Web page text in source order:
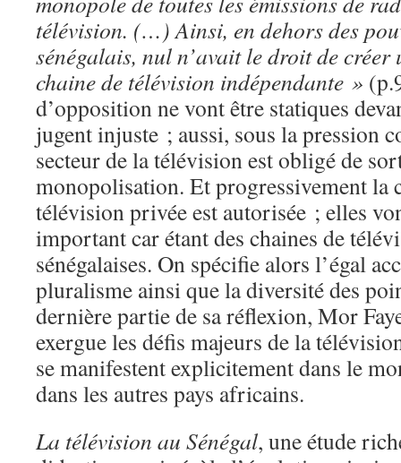
télévision. (…) Ainsi, en dehors des
sénégalais, nul n’avait le droit de créer
chaine de télévision indépendante »
d’opposition ne vont être statiques
jugent injuste ; aussi, sous la pression
secteur de la télévision est obligé de
monopolisation. Et progressivement la
télévision privée est autorisée ; elles
important car étant des chaines de
sénégalaises. On spécifie alors l’égal
pluralisme ainsi que la diversité des
dernière partie de sa réflexion, Mor
exergue les défis majeurs de la
se manifestent explicitement dans le
dans les autres pays africains.
La télévision au Sénégal, une étude